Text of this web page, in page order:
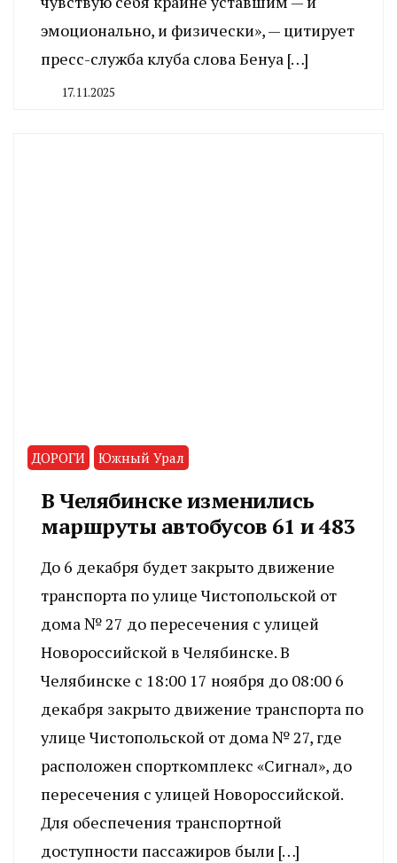
эмоционально, и физически», — цитирует
пресс-служба клуба слова Бенуа […]
17.11.2025
ДОРОГИ Южный Урал
В Челябинске изменились
маршруты автобусов 61 и 483
До 6 декабря будет закрыто движение
транспорта по улице Чистопольской от
дома № 27 до пересечения с улицей
Новороссийской в Челябинске. В
Челябинске с 18:00 17 ноября до 08:00 6
декабря закрыто движение транспорта по
улице Чистопольской от дома № 27, где
расположен спорткомплекс «Сигнал», до
пересечения с улицей Новороссийской.
Для обеспечения транспортной
доступности пассажиров были […]